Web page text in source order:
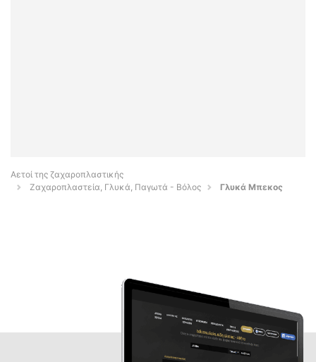
Αετοί της ζαχαροπλαστικής
Ζαχαροπλαστεία, Γλυκά, Παγωτά - Βόλος
Γλυκά Μπεκος